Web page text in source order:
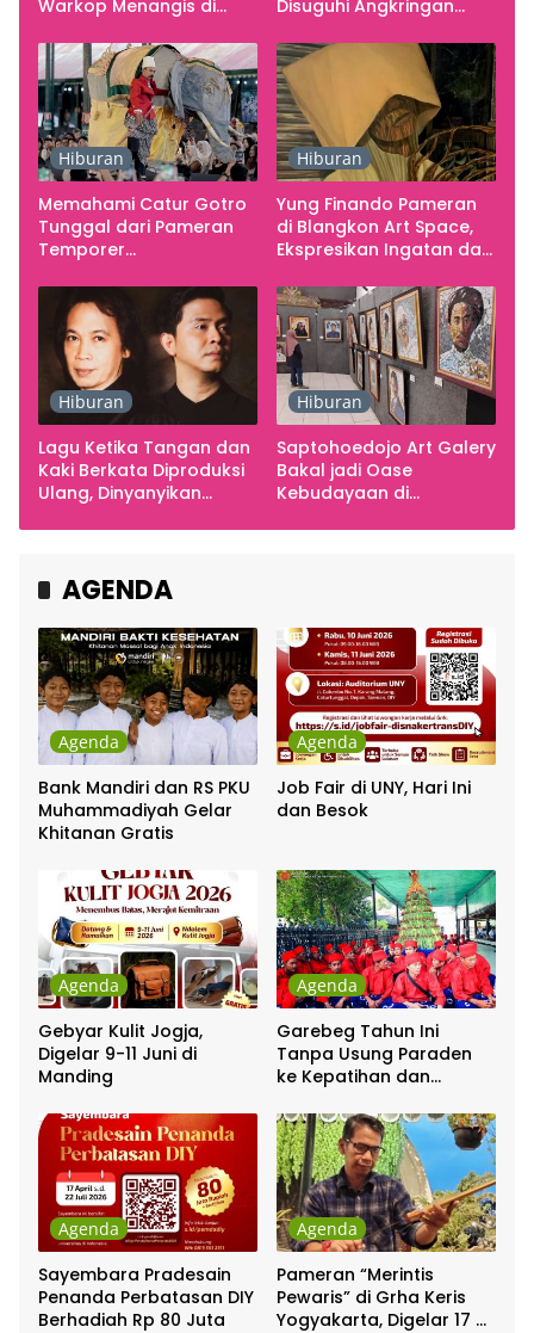
Warkop Menangis di
Disuguhi Angkringan
Hiburan
Memahami Catur Gotro
Tunggal dari Pameran
Temporer
Hiburan
Yung Finando Pameran
di Blangkon Art Space,
Ekspresikan Ingatan dan
Hiburan
Lagu Ketika Tangan dan
Kaki Berkata Diproduksi
Ulang, Dinyanyikan
Chrisye
Hiburan
Saptohoedojo Art Galery
Bakal jadi Oase
Kebudayaan di
AGENDA
Agenda
Bank Mandiri dan RS PKU
Muhammadiyah Gelar
Khitanan Gratis
Agenda
Job Fair di UNY, Hari Ini
dan Besok
Agenda
Gebyar Kulit Jogja,
Digelar 9-11 Juni di
Manding
Agenda
Garebeg Tahun Ini
Tanpa Usung Paraden
ke Kepatihan dan
Agenda
Sayembara Pradesain
Penanda Perbatasan DIY
Berhadiah Rp 80 Juta
Agenda
Pameran “Merintis
Pewaris” di Grha Keris
Yogyakarta, Digelar 17 –